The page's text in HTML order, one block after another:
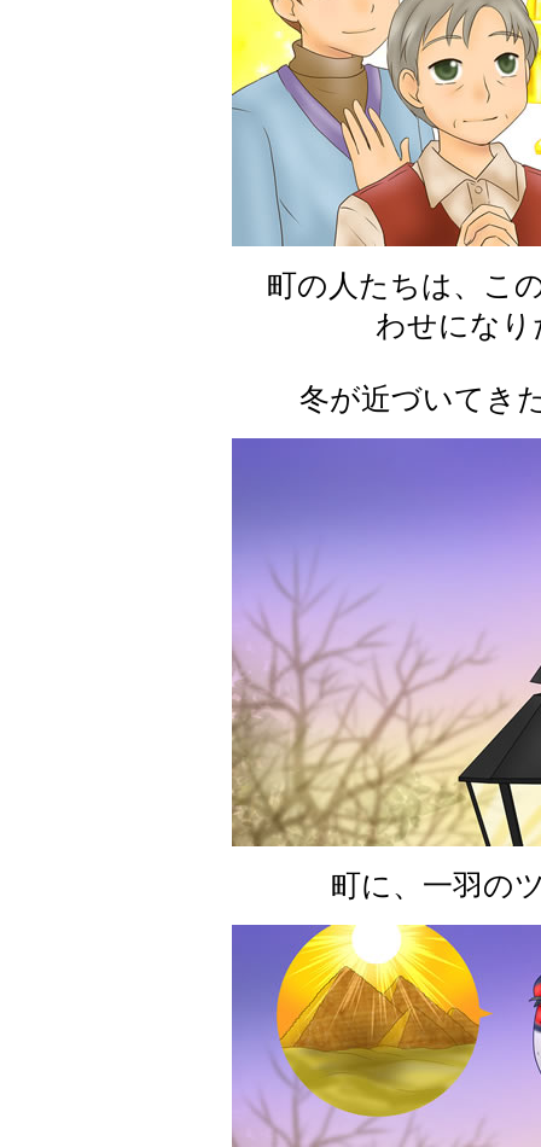
町の人たちは、こ
わせにな
冬が近づいてき
町に、一羽の